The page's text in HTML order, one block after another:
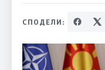
СПОДЕЛИ: